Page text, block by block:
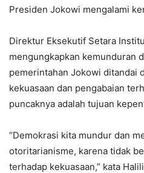
Presiden Jokowi mengalami
Direktur Eksekutif Setara
mengungkapkan kemunduran
pemerintahan Jokowi ditandai
kekuasaan dan pengabaian
puncaknya adalah tujuan
“Demokrasi kita mundur dan
otoritarianisme, karena tidak
terhadap kekuasaan,” kata